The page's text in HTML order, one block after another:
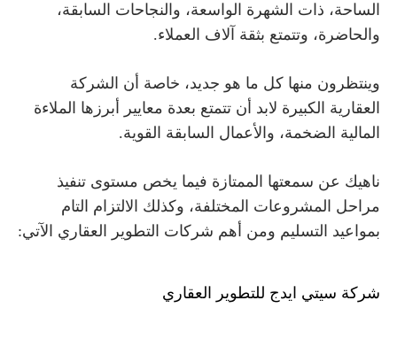
الساحة، ذات الشهرة الواسعة، والنجاحات السابقة،
والحاضرة، وتتمتع بثقة آلاف العملاء.
وينتظرون منها كل ما هو جديد، خاصة أن الشركة
العقارية الكبيرة لابد أن تتمتع بعدة معايير أبرزها الملاءة
المالية الضخمة، والأعمال السابقة القوية.
ناهيك عن سمعتها الممتازة فيما يخص مستوى تنفيذ
مراحل المشروعات المختلفة، وكذلك الالتزام التام
بمواعيد التسليم ومن أهم شركات التطوير العقاري الآتي:
شركة سيتي ايدج للتطوير العقاري